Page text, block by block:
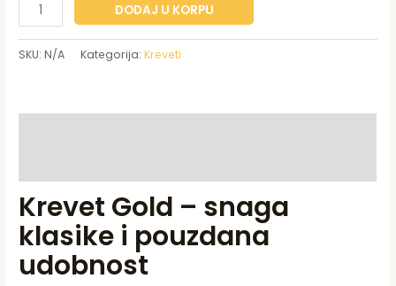
DODAJ U KORPU
SKU:N/A Kategorija:Kreveti
Krevet Gold – snaga
klasike i pouzdana
udobnost